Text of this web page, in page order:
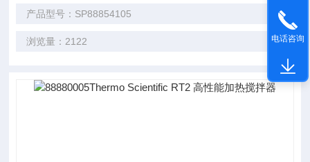
产品型号：SP88854105
浏览量：2122 电话咨询